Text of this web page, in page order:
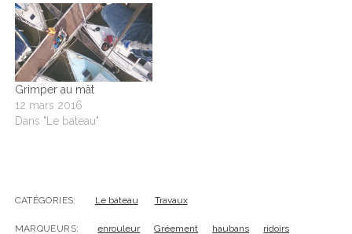
Grimper au mât
12 mars 2016
Dans "Le bateau"
CATÉGORIES: Le bateau Travaux
MARQUEURS: enrouleur Gréement haubans ridoirs